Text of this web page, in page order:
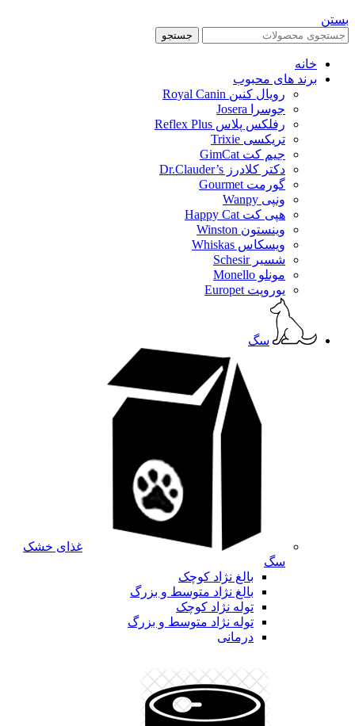
بستن
جستجو
خانه
برند های محبوب
رویال کنین Royal Canin
جوسرا Josera
رفلکس پلاس Reflex Plus
تریکسی Trixie
جیم کت GimCat
دکتر کلادرز Dr.Clauder’s
گورمت Gourmet
ونپی Wanpy
هپی کت Happy Cat
وینستون Winston
ویسکاس Whiskas
شسیر Schesir
مونلو Monello
یوروپت Europet
سگ
غذای خشک
سگ
بالغ نژاد کوچک
بالغ نژاد متوسط و بزرگ
توله نژاد کوچک
توله نژاد متوسط و بزرگ
درمانی